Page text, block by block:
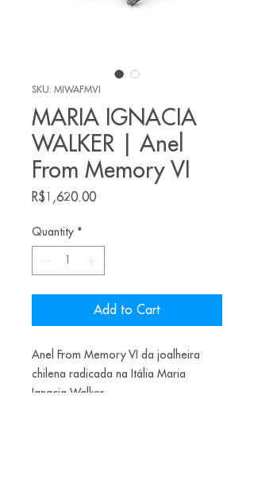
SKU: MIWAFMVI
MARIA IGNACIA
WALKER | Anel
From Memory VI
R$1,620.00Price
Quantity *
Add to Cart
Anel From Memory VI da joalheira
chilena radicada na Itália Maria
Ignacia Walker